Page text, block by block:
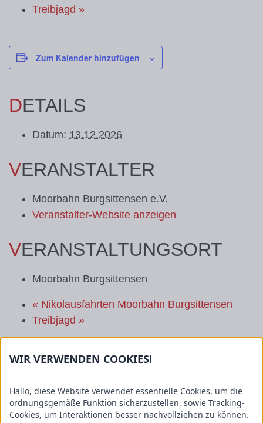
Treibjagd »
Zum Kalender hinzufügen
DETAILS
Datum: 13.12.2026
VERANSTALTER
Moorbahn Burgsittensen e.V.
Veranstalter-Website anzeigen
VERANSTALTUNGSORT
Moorbahn Burgsittensen
« Nikolausfahrten Moorbahn Burgsittensen
Treibjagd »
GEMEINDE
TISTE
Informationen
Sehenswertes
WIR VERWENDEN COOKIES!
Hallo, diese Website verwendet essentielle Cookies, um die
ordnungsgemäße Funktion sicherzustellen, sowie Tracking-
Cookies, um Interaktionen besser nachvollziehen zu können.